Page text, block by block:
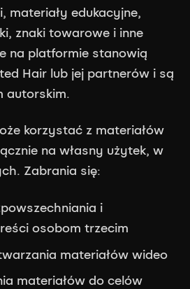
materiały edukacyjne,
znaki towarowe i inne
na platformie stanowią
Hair lub jej partnerów i są
autorskim.
korzystać z materiałów
na własny użytek, w
Zabrania się:
i
osobom trzecim
materiałów wideo
materiałów do celów